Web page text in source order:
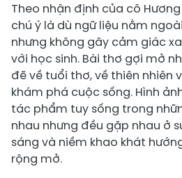
Theo nhận định của cô
chú ý là dù ngữ liệu nằm
nhưng không gây cảm giác
với học sinh. Bài thơ gợi mở
đẽ về tuổi thơ, về thiên nhiên
khám phá cuộc sống. Hình
tác phẩm tuy sống trong
nhau nhưng đều gặp nhau ở
sáng và niềm khao khát
rộng mở.